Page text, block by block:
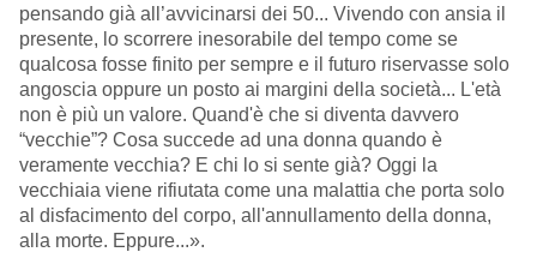
pensando già all’avvicinarsi dei 50... Vivendo con ansia il
presente, lo scorrere inesorabile del tempo come se
qualcosa fosse finito per sempre e il futuro riservasse solo
angoscia oppure un posto ai margini della società... L'età
non è più un valore. Quand'è che si diventa davvero
“vecchie”? Cosa succede ad una donna quando è
veramente vecchia? E chi lo si sente già? Oggi la
vecchiaia viene rifiutata come una malattia che porta solo
al disfacimento del corpo, all'annullamento della donna,
alla morte. Eppure...».